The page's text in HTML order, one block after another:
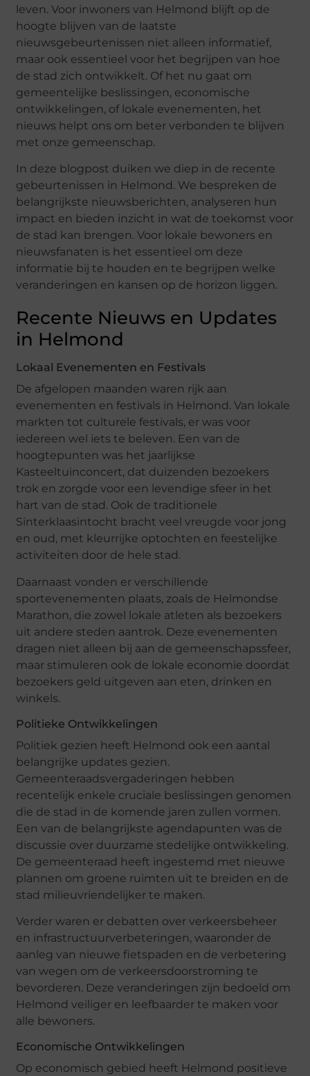
leven. Voor inwoners van Helmond blijft op de
hoogte blijven van de laatste
nieuwsgebeurtenissen niet alleen informatief,
maar ook essentieel voor het begrijpen van hoe
de stad zich ontwikkelt. Of het nu gaat om
gemeentelijke beslissingen, economische
ontwikkelingen, of lokale evenementen, het
nieuws helpt ons om beter verbonden te blijven
met onze gemeenschap.
In deze blogpost duiken we diep in de recente
gebeurtenissen in Helmond. We bespreken de
belangrijkste nieuwsberichten, analyseren hun
impact en bieden inzicht in wat de toekomst voor
de stad kan brengen. Voor lokale bewoners en
nieuwsfanaten is het essentieel om deze
informatie bij te houden en te begrijpen welke
veranderingen en kansen op de horizon liggen.
Recente Nieuws en Updates
in Helmond
Lokaal Evenementen en Festivals
De afgelopen maanden waren rijk aan
evenementen en festivals in Helmond. Van lokale
markten tot culturele festivals, er was voor
iedereen wel iets te beleven. Een van de
hoogtepunten was het jaarlijkse
Kasteeltuinconcert, dat duizenden bezoekers
trok en zorgde voor een levendige sfeer in het
hart van de stad. Ook de traditionele
Sinterklaasintocht bracht veel vreugde voor jong
en oud, met kleurrijke optochten en feestelijke
activiteiten door de hele stad.
Daarnaast vonden er verschillende
sportevenementen plaats, zoals de Helmondse
Marathon, die zowel lokale atleten als bezoekers
uit andere steden aantrok. Deze evenementen
dragen niet alleen bij aan de gemeenschapssfeer,
maar stimuleren ook de lokale economie doordat
bezoekers geld uitgeven aan eten, drinken en
winkels.
Politieke Ontwikkelingen
Politiek gezien heeft Helmond ook een aantal
belangrijke updates gezien.
Gemeenteraadsvergaderingen hebben
recentelijk enkele cruciale beslissingen genomen
die de stad in de komende jaren zullen vormen.
Een van de belangrijkste agendapunten was de
discussie over duurzame stedelijke ontwikkeling.
De gemeenteraad heeft ingestemd met nieuwe
plannen om groene ruimten uit te breiden en de
stad milieuvriendelijker te maken.
Verder waren er debatten over verkeersbeheer
en infrastructuurverbeteringen, waaronder de
aanleg van nieuwe fietspaden en de verbetering
van wegen om de verkeersdoorstroming te
bevorderen. Deze veranderingen zijn bedoeld om
Helmond veiliger en leefbaarder te maken voor
alle bewoners.
Economische Ontwikkelingen
Op economisch gebied heeft Helmond positieve